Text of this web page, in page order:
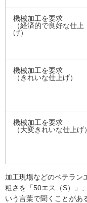
機械加工を要求
（経済的で良好な仕上
げ）
機械加工を要求
（きれいな仕上げ）
機械加工を要求
（大変きれいな仕上げ）
加工現場などのベテラン
粗さを「50エス（S）」
いう言葉で聞くことがあ